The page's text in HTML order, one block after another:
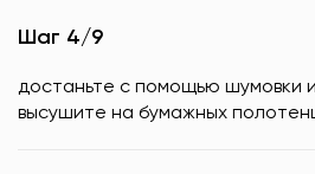
Шаг 4/9
достаньте с помощью шумовки
высушите на бумажных